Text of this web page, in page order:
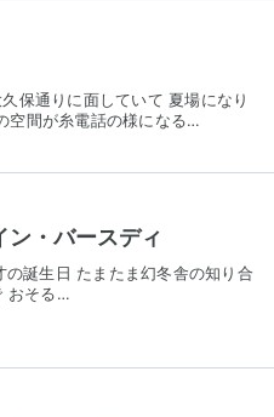
保通りに面していて 夏場になり
空間が糸電話の様になる…
ン・バースディ
誕生日 たまたま幻冬舎の知り合
おそる…